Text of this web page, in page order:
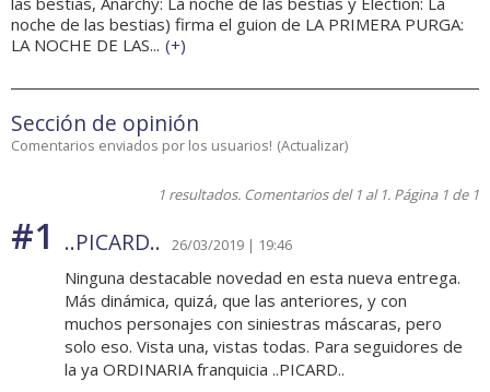
noche de las bestias) firma el guion de LA PRIMERA PURGA:
LA NOCHE DE LAS... (+)
Sección de opinión
Comentarios enviados por los usuarios! (Actualizar)
1 resultados. Comentarios del 1 al 1. Página 1 de 1
#1 ..PICARD.. 26/03/2019 | 19:46
Ninguna destacable novedad en esta nueva entrega.
Más dinámica, quizá, que las anteriores, y con
muchos personajes con siniestras máscaras, pero
solo eso. Vista una, vistas todas. Para seguidores de
la ya ORDINARIA franquicia ..PICARD..